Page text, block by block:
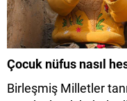
Çocuk nüfus nasıl
Birleşmiş Milletler